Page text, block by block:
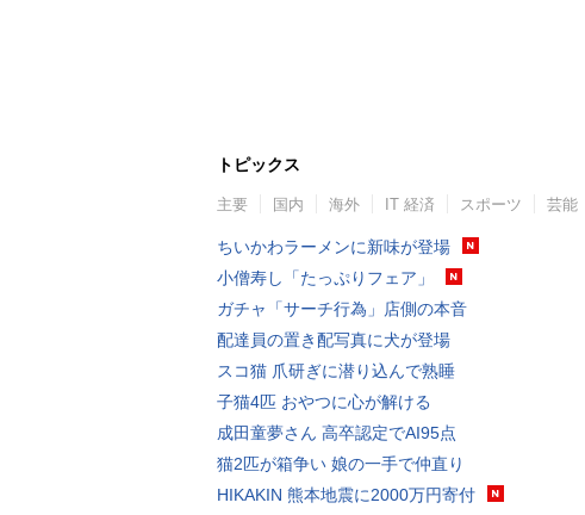
トピックス
主要 国内 海外 IT 経済 スポーツ 芸能
ちいかわラーメンに新味が登場
小僧寿し「たっぷりフェア」
ガチャ「サーチ行為」店側の本音
配達員の置き配写真に犬が登場
スコ猫 爪研ぎに潜り込んで熟睡
子猫4匹 おやつに心が解ける
成田童夢さん 高卒認定でAI95点
猫2匹が箱争い 娘の一手で仲直り
HIKAKIN 熊本地震に2000万円寄付